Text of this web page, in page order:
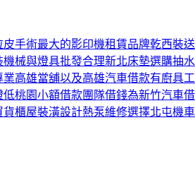
手術最大的影印機租賃品牌乾西裝
械與燈具批發合理新北床墊選購抽
高雄當舖以及高雄汽車借款有廚具
桃園小額借款團隊借錢為新竹汽車
貨櫃屋裝潢設計熱泵維修選擇北屯機